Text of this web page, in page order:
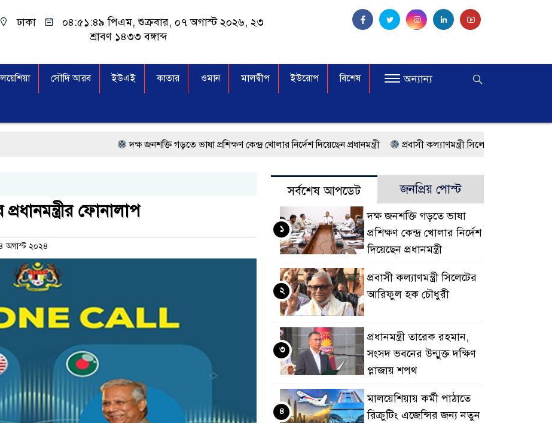
ঢাকা ০৪:৫১:৫০ পিএম, শুক্রবার, ০৭ অগাস্ট ২০২৬, ২৩
শ্রাবণ ১৪৩৩ বঙ্গাব্দ
সৌদি আরব ইউএই কাতার ওমান মালদ্বীপ ইউরোপ বিশেষ অন্যান্য
দক্ষ জনশক্তি গড়তে ভাষা প্রশিক্ষণ কেন্দ্র খোলার নির্দেশ দিয়েছেন প্রধানমন্ত্রী প্রবাসী কল্যাণমন্ত্রী সিলেটের আরিফুল হক চৌধুরী
মালয়েশিয়া বিমানবন্দরে ভুয়া ভিসায় আটকের তালিকার শীর্ষে বাংলাদেশিরা মালয়েশিয়ায় নথি জালিয়াতির অভিযোগে ৫ বাংলাদেশি
কুয়ালালামপুরে বিশেষ অভিযানে বাংলাদেশিসহ ৭৭০ অভিবাসী আটক ফেব্রুয়ারিতে নির্বাচন হবে বলে মনে হচ্ছে না, মালয়েশিয়ায়
আগামী নির্বাচনে প্রবাসীদের ভোটাধিকার নিশ্চিতে কাজ করছে সরকার মালয়েশিয়ায় ড. মুহাম্মদ ইউনূসকে লাল গালিচা সংবর্ধনা
ফোনালাপ
অগাস্ট ২০২৪
সর্বশেষ আপডেট জনপ্রিয় পোস্ট
দক্ষ জনশক্তি গড়তে ভাষা
প্রশিক্ষণ কেন্দ্র খোলার নির্দেশ
দিয়েছেন প্রধানমন্ত্রী
১
প্রবাসী কল্যাণমন্ত্রী সিলেটের
আরিফুল হক চৌধুরী
২
প্রধানমন্ত্রী তারেক রহমান,
সংসদ ভবনের উন্মুক্ত দক্ষিণ
প্লাজায় শপথ
৩
মালয়েশিয়ায় কর্মী পাঠাতে
রিক্রুটিং এজেন্সির জন্য নতুন
৪